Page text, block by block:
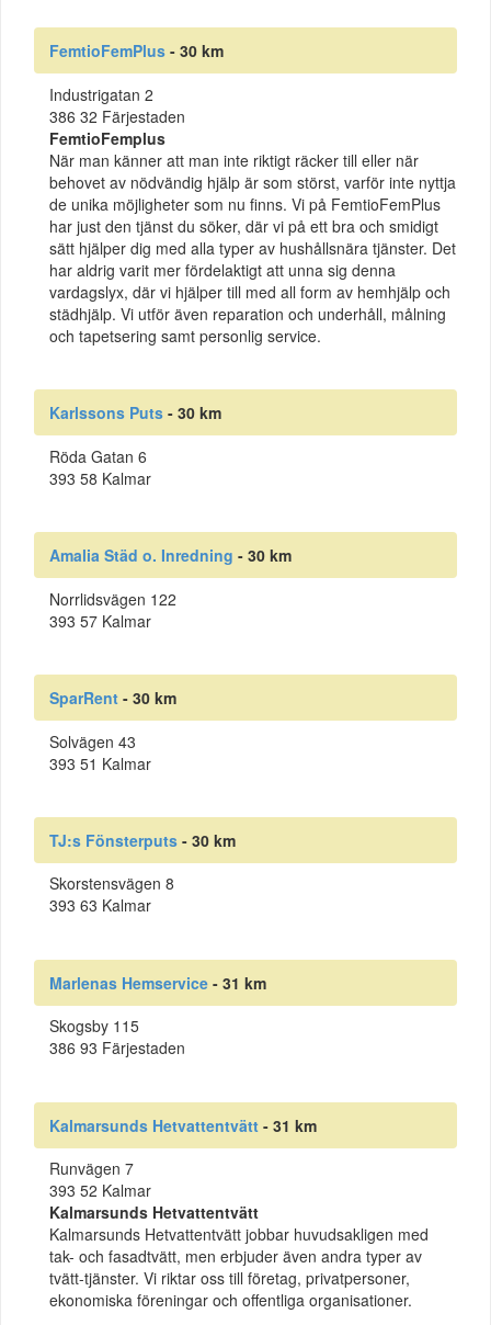
FemtioFemPlus - 30 km
Industrigatan 2
386 32 Färjestaden
FemtioFemplus
När man känner att man inte riktigt räcker till eller när
behovet av nödvändig hjälp är som störst, varför inte nyttja
de unika möjligheter som nu finns. Vi på FemtioFemPlus
har just den tjänst du söker, där vi på ett bra och smidigt
sätt hjälper dig med alla typer av hushållsnära tjänster. Det
har aldrig varit mer fördelaktigt att unna sig denna
vardagslyx, där vi hjälper till med all form av hemhjälp och
städhjälp. Vi utför även reparation och underhåll, målning
och tapetsering samt personlig service.
Karlssons Puts - 30 km
Röda Gatan 6
393 58 Kalmar
Amalia Städ o. Inredning - 30 km
Norrlidsvägen 122
393 57 Kalmar
SparRent - 30 km
Solvägen 43
393 51 Kalmar
TJ:s Fönsterputs - 30 km
Skorstensvägen 8
393 63 Kalmar
Marlenas Hemservice - 31 km
Skogsby 115
386 93 Färjestaden
Kalmarsunds Hetvattentvätt - 31 km
Runvägen 7
393 52 Kalmar
Kalmarsunds Hetvattentvätt
Kalmarsunds Hetvattentvätt jobbar huvudsakligen med
tak- och fasadtvätt, men erbjuder även andra typer av
tvätt-tjänster. Vi riktar oss till företag, privatpersoner,
ekonomiska föreningar och offentliga organisationer.